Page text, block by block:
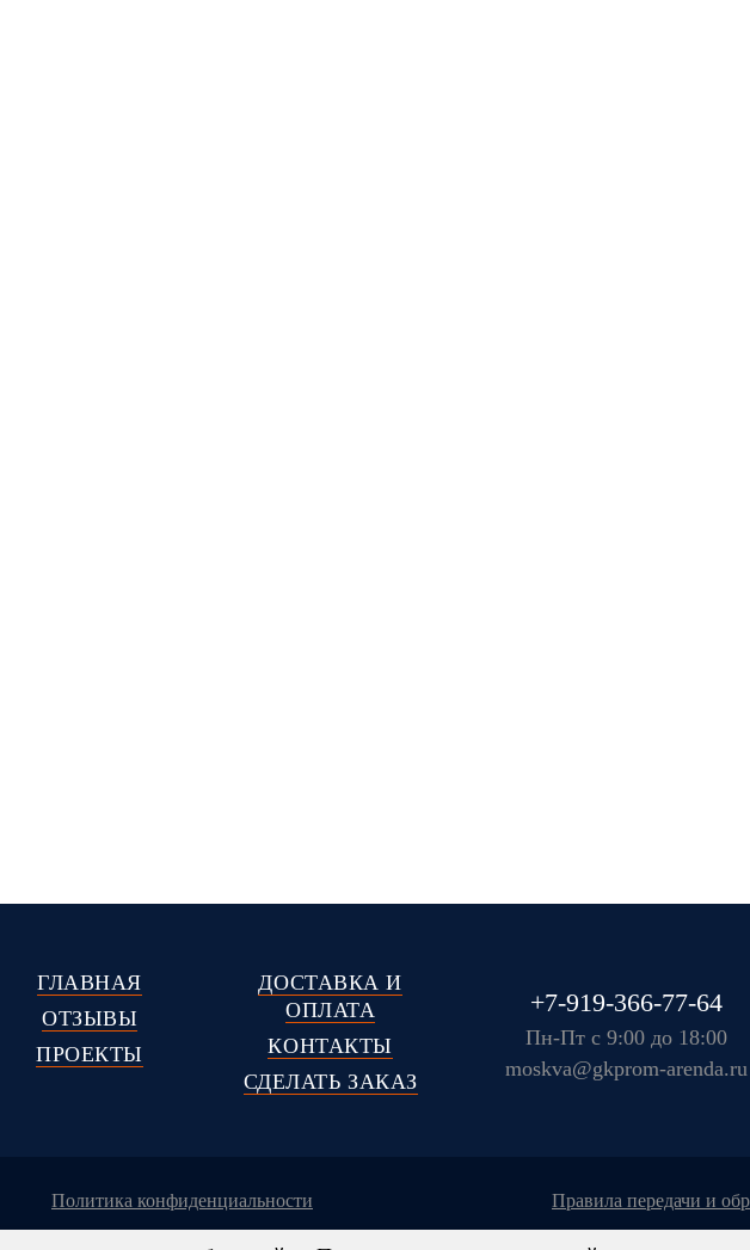
ГЛАВНАЯ
ОТЗЫВЫ
ПРОЕКТЫ
ДОСТАВКА И
ОПЛАТА
КОНТАКТЫ
СДЕЛАТЬ ЗАКАЗ
+7-919-366-77-64
Пн-Пт с 9:00 до 18:00
moskva@gkprom-arenda.ru
политика конфиденциальности правила передачи и